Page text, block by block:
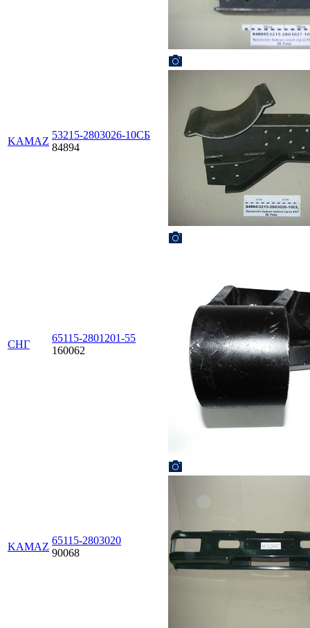
KAMAZ
53215-2803026-10СБ
84894
СНГ
65115-2801201-55
160062
KAMAZ
65115-2803020
90068